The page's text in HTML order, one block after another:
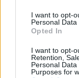
I want to opt-
Personal Data
Opted In
I want to opt-
Retention,
Personal
Purposes for